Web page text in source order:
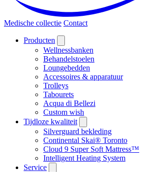
Medische collectie Contact
Producten
Wellnessbanken
Behandelstoelen
Loungebedden
Accessoires & apparatuur
Trolleys
Tabourets
Acqua di Bellezi
Custom wish
Tijdloze kwaliteit
Silverguard bekleding
Continental Skai® Toronto
Cloud 9 Super Soft Mattress™
Intelligent Heating System
Service